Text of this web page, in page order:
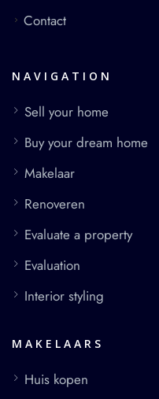
Contact
NAVIGATION
Sell your home
Buy your dream home
Makelaar
Renoveren
Evaluate a property
Evaluation
Interior styling
MAKELAARS
Huis kopen